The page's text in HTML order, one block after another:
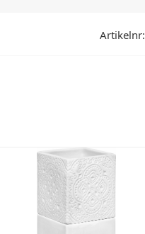
Artikelnr: